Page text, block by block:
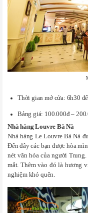
Thời gian mở cửa: 6h30
Bảng giá: 100.000đ –
Nhà hàng Louvre Bà Nà
Nhà hàng Le Louvre Bà Nà
Đến đây các bạn được hòa
nét văn hóa của người
mắt. Thêm vào đó là hương
nghiệm khó quên.